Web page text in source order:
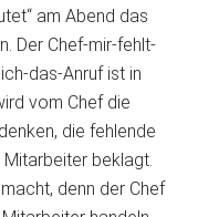
am Abend das
Der Chef-mir-fehlt-
das-Anruf ist in
vom Chef die
die fehlende
beklagt.
denn der Chef